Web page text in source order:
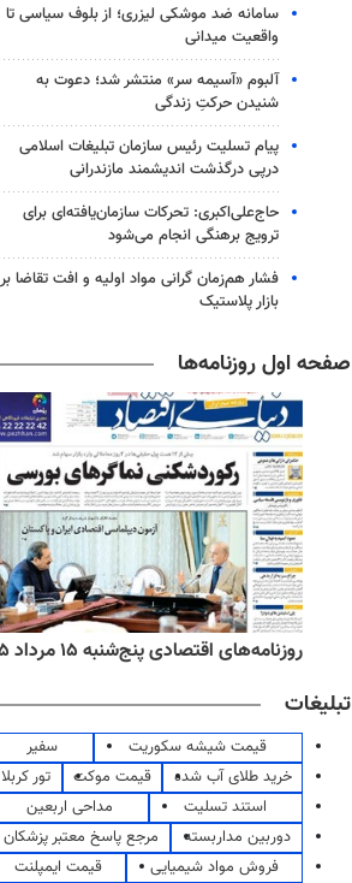
سامانه ضد موشکی لیزری؛ از بلوف سیاسی تا
واقعیت میدانی
آلبوم «آسیمه سر» منتشر شد؛ دعوت به
شنیدن حرکتِ زندگی
پیام تسلیت رئیس سازمان تبلیغات اسلامی
درپی درگذشت اندیشمند مازندرانی
حاج‌علی‌اکبری: تحرکات سازمان‌یافته‌ای برای
ترویج برهنگی انجام می‌شود
فشار هم‌زمان گرانی مواد اولیه و افت تقاضا بر
بازار پلاستیک
صفحه اول روزنامه‌ها
روزنامه‌های اقتصادی پنج‌شنبه ۱۵ مرداد ۱۴۰۵
تبلیغات
قیمت شیشه سکوریت
سفیر
خرید طلای آب شده
قیمت موکت
تور کربلا
استند تسلیت
مداحی اربعین
دوربین مداربسته
مرجع پاسخ معتبر پزشکان
فروش مواد شیمیایی
قیمت ایمپلنت